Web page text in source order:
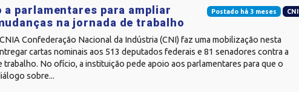
Postado há 3 meses CNI
a parlamentares para ampliar
na jornada de trabalho
Confederação Nacional da Indústria (CNI) faz uma mobilização nesta
cartas nominais aos 513 deputados federais e 81 senadores contra a
trabalho. No ofício, a instituição pede apoio aos parlamentares para que o
sobre...